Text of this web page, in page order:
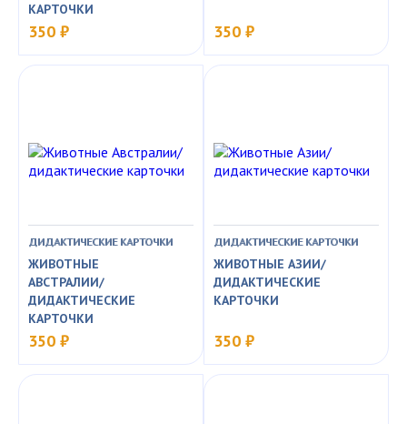
КАРТОЧКИ
350 ₽ 350 ₽
ДИДАКТИЧЕСКИЕ КАРТОЧКИ
ЖИВОТНЫЕ
АВСТРАЛИИ/
ДИДАКТИЧЕСКИЕ
КАРТОЧКИ
350 ₽
ДИДАКТИЧЕСКИЕ КАРТОЧКИ
ЖИВОТНЫЕ АЗИИ/
ДИДАКТИЧЕСКИЕ
КАРТОЧКИ
350 ₽